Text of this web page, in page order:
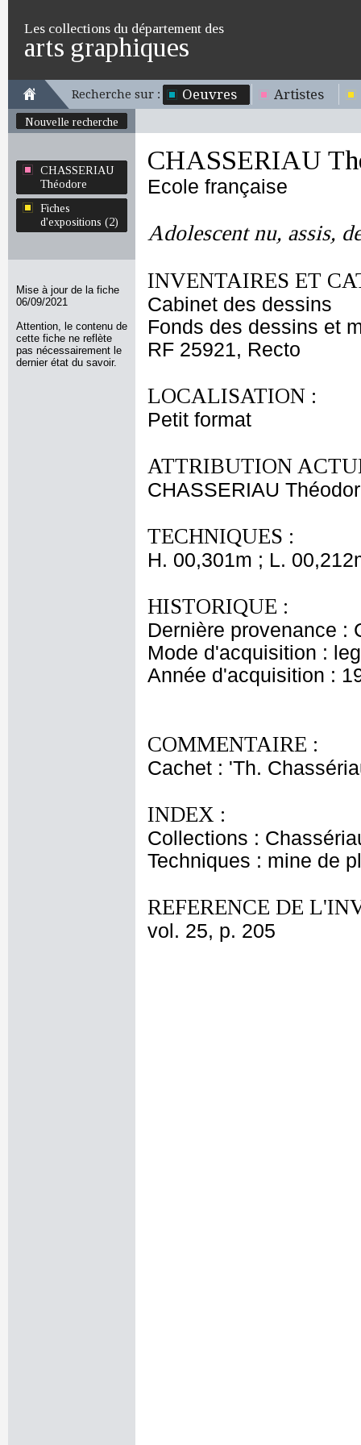
Les collections du département des
arts graphiques
Recherche sur : Oeuvres Artistes
Nouvelle recherche
CHASSERIAU
Théodore
Fiches
d'expositions (2)
Mise à jour de la fiche
06/09/2021
Attention, le contenu de
cette fiche ne reflète
pas nécessairement le
dernier état du savoir.
CHASSERIAU
Ecole française
Adolescent nu, assis,
INVENTAIRES ET
Cabinet des dessins
Fonds des dessins et
RF 25921, Recto
LOCALISATION :
Petit format
ATTRIBUTION
CHASSERIAU
TECHNIQUES :
H. 00,301m ; L.
HISTORIQUE :
Dernière provenance :
Mode d'acquisition :
Année d'acquisition :
COMMENTAIRE :
Cachet : 'Th.
INDEX :
Collections :
Techniques : mine de
REFERENCE DE
vol. 25, p. 205